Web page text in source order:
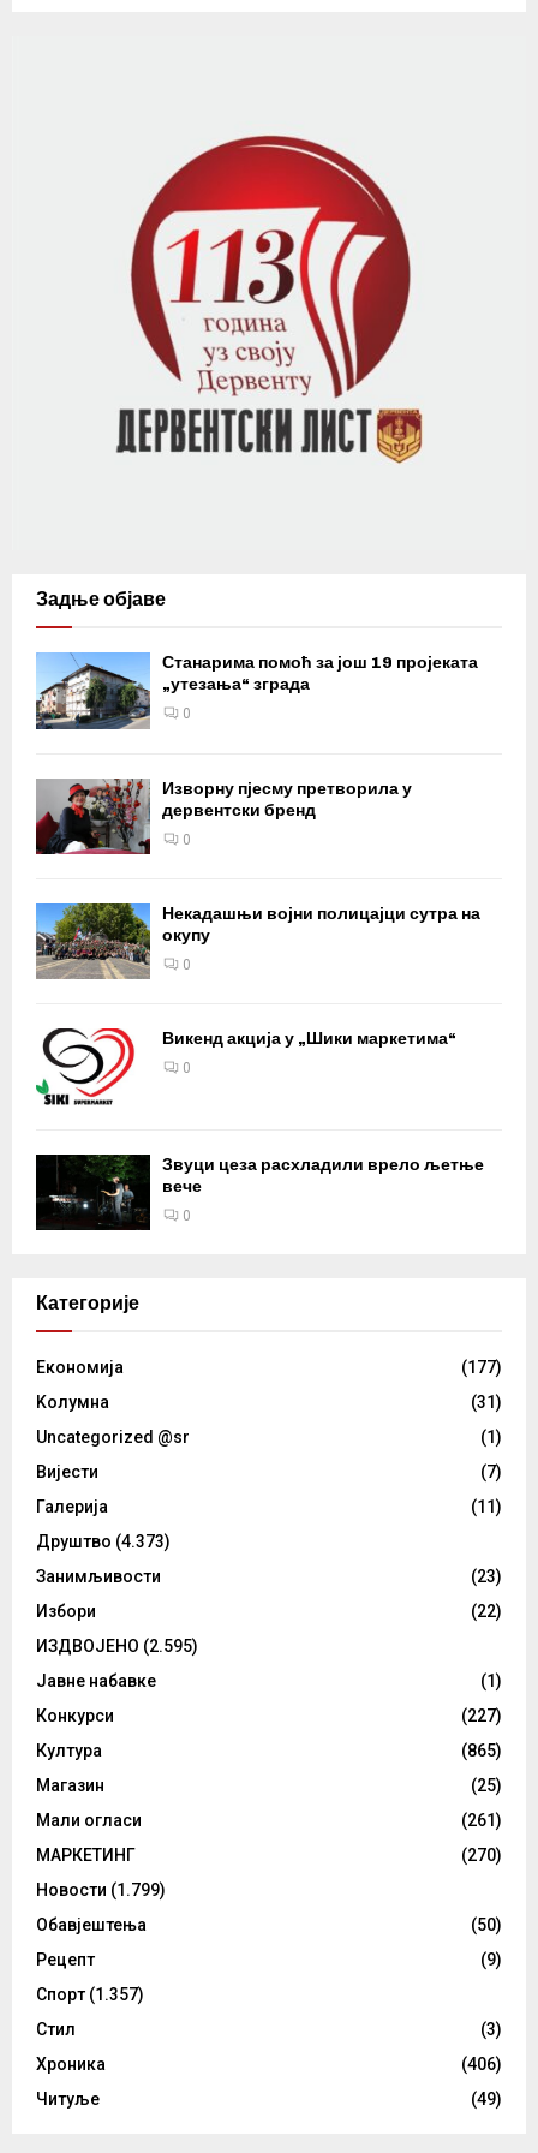
Задње објаве
Станарима помоћ за још 19 пројеката
„утезања“ зграда
0
Изворну пјесму претворила у
дервентски бренд
0
Некадашњи војни полицајци сутра на
окупу
0
Викенд акција у „Шики маркетима“
0
Звуци цеза расхладили врело љетње
вече
0
Категорије
Eкономија
(177)
Kолумнa
(31)
Uncategorized @sr
(1)
Вијести
(7)
Галерија
(11)
Друштво (4.373)
Занимљивости
(23)
Избори
(22)
ИЗДВОЈЕНО (2.595)
Јавне набавке
(1)
Конкурси
(227)
Култура
(865)
Магазин
(25)
Мали огласи
(261)
МАРКЕТИНГ
(270)
Новости (1.799)
Обавјештења
(50)
Рецепт
(9)
Спорт (1.357)
Стил
(3)
Хроника
(406)
Читуље
(49)